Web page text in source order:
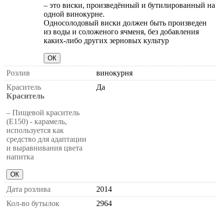
– это виски, произведённый и бутилированный на
одной винокурне.
Односолодовый виски должен быть произведен
из воды и соложеного ячменя, без добавления
каких-либо других зерновых культур
ОК
Розлив
винокурня
Краситель
Краситель
– Пищевой краситель
(E150) - карамель,
используется как
средство для адаптации
и выравнивания цвета
напитка
ОК
Да
Дата розлива
2014
Кол-во бутылок
2964